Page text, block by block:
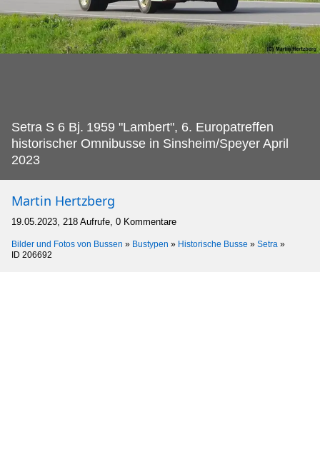
Setra S 6 Bj. 1959 "Lambert", 6. Europatreffen
historischer Omnibusse in Sinsheim/Speyer April
2023
Martin Hertzberg
19.05.2023, 218 Aufrufe, 0 Kommentare
Bilder und Fotos von Bussen » Bustypen » Historische Busse » Setra »
ID 206692